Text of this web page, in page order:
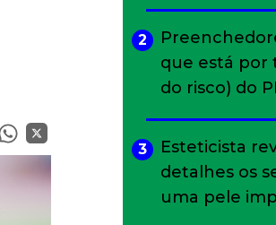
2
que está por
do risco) do
3
Esteticista
detalhes os
uma pele